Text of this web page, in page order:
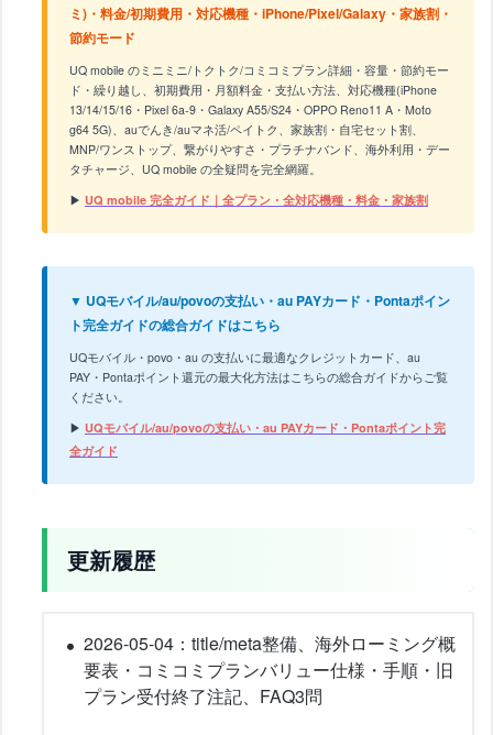
ミ)・料金/初期費用・対応機種・iPhone/Pixel/Galaxy・家族割・
節約モード
UQ mobile のミニミニ/トクトク/コミコミプラン詳細・容量・節約モー
ド・繰り越し、初期費用・月額料金・支払い方法、対応機種(iPhone
13/14/15/16・Pixel 6a-9・Galaxy A55/S24・OPPO Reno11 A・Moto
g64 5G)、auでんき/auマネ活/ペイトク、家族割・自宅セット割、
MNP/ワンストップ、繋がりやすさ・プラチナバンド、海外利用・デー
タチャージ、UQ mobile の全疑問を完全網羅。
▶ UQ mobile 完全ガイド｜全プラン・全対応機種・料金・家族割
▼ UQモバイル/au/povoの支払い・au PAYカード・Pontaポイン
ト完全ガイドの総合ガイドはこちら
UQモバイル・povo・au の支払いに最適なクレジットカード、au
PAY・Pontaポイント還元の最大化方法はこちらの総合ガイドからご覧
ください。
▶ UQモバイル/au/povoの支払い・au PAYカード・Pontaポイント完
全ガイド
更新履歴
2026-05-04：title/meta整備、海外ローミング概
要表・コミコミプランバリュー仕様・手順・旧
プラン受付終了注記、FAQ3問